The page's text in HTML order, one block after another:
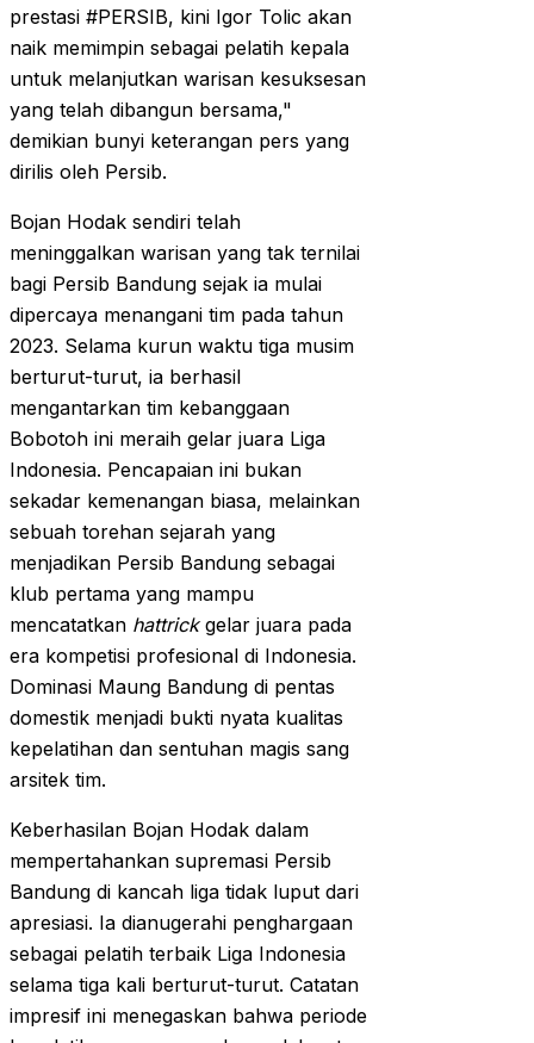
prestasi #PERSIB, kini Igor Tolic akan
naik memimpin sebagai pelatih kepala
untuk melanjutkan warisan kesuksesan
yang telah dibangun bersama,"
demikian bunyi keterangan pers yang
dirilis oleh Persib.
Bojan Hodak sendiri telah
meninggalkan warisan yang tak ternilai
bagi Persib Bandung sejak ia mulai
dipercaya menangani tim pada tahun
2023. Selama kurun waktu tiga musim
berturut-turut, ia berhasil
mengantarkan tim kebanggaan
Bobotoh ini meraih gelar juara Liga
Indonesia. Pencapaian ini bukan
sekadar kemenangan biasa, melainkan
sebuah torehan sejarah yang
menjadikan Persib Bandung sebagai
klub pertama yang mampu
mencatatkan hattrickgelar juara pada
era kompetisi profesional di Indonesia.
Dominasi Maung Bandung di pentas
domestik menjadi bukti nyata kualitas
kepelatihan dan sentuhan magis sang
arsitek tim.
Keberhasilan Bojan Hodak dalam
mempertahankan supremasi Persib
Bandung di kancah liga tidak luput dari
apresiasi. Ia dianugerahi penghargaan
sebagai pelatih terbaik Liga Indonesia
selama tiga kali berturut-turut. Catatan
impresif ini menegaskan bahwa periode